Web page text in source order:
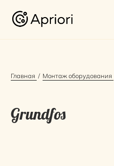
Главная Монтаж оборудования
Grundfos